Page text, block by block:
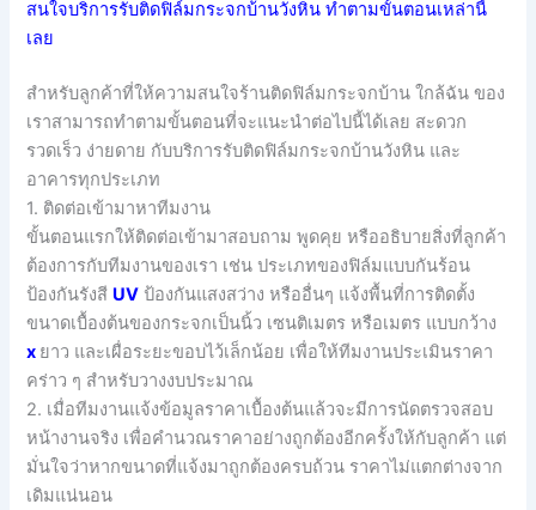
สนใจบริการรับติดฟิล์มกระจกบ้านวังหิน ทำตามขั้นตอนเหล่านี้
เลย
สำหรับลูกค้าที่ให้ความสนใจร้านติดฟิล์มกระจกบ้าน ใกล้ฉัน ของ
เราสามารถทำตามขั้นตอนที่จะแนะนำต่อไปนี้ได้เลย สะดวก
รวดเร็ว ง่ายดาย กับบริการรับติดฟิล์มกระจกบ้านวังหิน และ
อาคารทุกประเภท
1. ติดต่อเข้ามาหาทีมงาน
ขั้นตอนแรกให้ติดต่อเข้ามาสอบถาม พูดคุย หรืออธิบายสิ่งที่ลูกค้า
ต้องการกับทีมงานของเรา เช่น ประเภทของฟิล์มแบบกันร้อน
ป้องกันรังสี UV ป้องกันแสงสว่าง หรืออื่นๆ แจ้งพื้นที่การติดตั้ง
ขนาดเบื้องต้นของกระจกเป็นนิ้ว เซนติเมตร หรือเมตร แบบกว้าง
x ยาว และเผื่อระยะขอบไว้เล็กน้อย เพื่อให้ทีมงานประเมินราคา
คร่าว ๆ สำหรับวางงบประมาณ
2. เมื่อทีมงานแจ้งข้อมูลราคาเบื้องต้นแล้วจะมีการนัดตรวจสอบ
หน้างานจริง เพื่อคำนวณราคาอย่างถูกต้องอีกครั้งให้กับลูกค้า แต่
มั่นใจว่าหากขนาดที่แจ้งมาถูกต้องครบถ้วน ราคาไม่แตกต่างจาก
เดิมแน่นอน